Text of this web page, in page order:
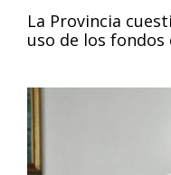
La Provincia
uso de los